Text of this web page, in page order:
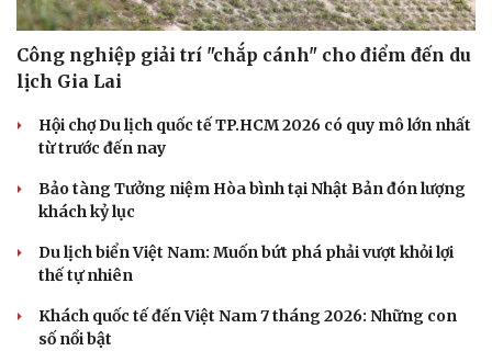
Công nghiệp giải trí "chắp cánh" cho điểm đến du
lịch Gia Lai
Hội chợ Du lịch quốc tế TP.HCM 2026 có quy mô lớn nhất
từ trước đến nay
Bảo tàng Tưởng niệm Hòa bình tại Nhật Bản đón lượng
khách kỷ lục
Du lịch biển Việt Nam: Muốn bứt phá phải vượt khỏi lợi
thế tự nhiên
Khách quốc tế đến Việt Nam 7 tháng 2026: Những con
số nổi bật